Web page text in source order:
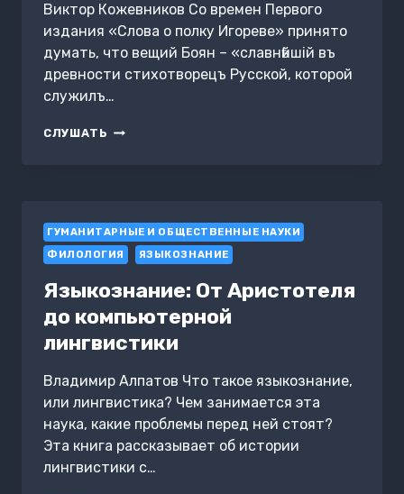
Виктор Кожевников Со времен Первого
издания «Слова о полку Игореве» принято
думать, что вещий Боян – «славнѣйшiй въ
древности стихотворецъ Русской, которой
служилъ…
СЛУШАТЬ КОГО
ЖЕ
САМИ
КНЯЗЕМЪ
СЛАВУ
РОКОТАХУ»
ГУМАНИТАРНЫЕ И ОБЩЕСТВЕННЫЕ НАУКИ
ФИЛОЛОГИЯ
ЯЗЫКОЗНАНИЕ
Языкознание: От Аристотеля
до компьютерной
лингвистики
Владимир Алпатов Что такое языкознание,
или лингвистика? Чем занимается эта
наука, какие проблемы перед ней стоят?
Эта книга рассказывает об истории
лингвистики с…